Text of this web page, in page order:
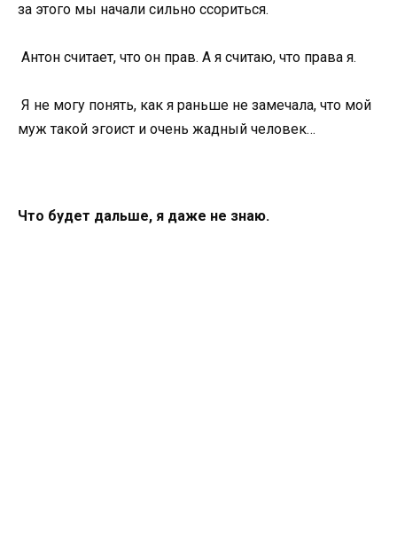
за этого мы начали сильно ссориться.
Антон считает, что он прав. А я считаю, что права я.
Я не могу понять, как я раньше не замечала, что мой
муж такой эгоист и очень жадный человек…
Что будет дальше, я даже не знаю.